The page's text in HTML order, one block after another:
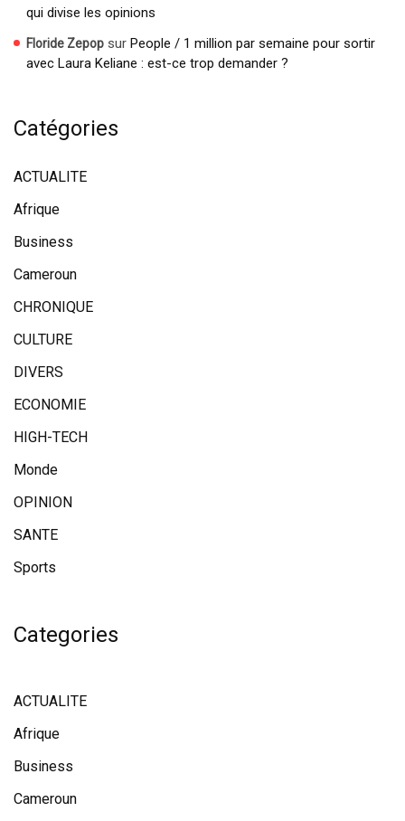
qui divise les opinions
Floride Zepop sur People / 1 million par semaine pour sortir
avec Laura Keliane : est-ce trop demander ?
Catégories
ACTUALITE
Afrique
Business
Cameroun
CHRONIQUE
CULTURE
DIVERS
ECONOMIE
HIGH-TECH
Monde
OPINION
SANTE
Sports
Categories
ACTUALITE
Afrique
Business
Cameroun